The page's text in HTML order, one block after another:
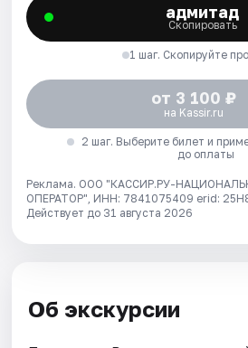
адмитад
Скопировать
1 шаг. Скопируйте
от 3 100 ₽
на Kassir.ru
2 шаг. Выберите билет и
до оплаты
Реклама. ООО "КАССИР.РУ-
ОПЕРАТОР", ИНН: 7841075409 erid:
Действует до 31 августа 2026
Об экскурсии